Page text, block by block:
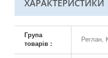
ХАРАКТЕРИСТИКИ
Група
товарів :
Реглан,